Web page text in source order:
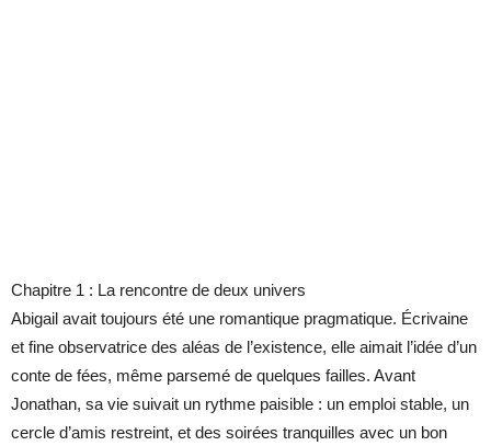
Chapitre 1 : La rencontre de deux univers
Abigail avait toujours été une romantique pragmatique. Écrivaine
et fine observatrice des aléas de l’existence, elle aimait l’idée d’un
conte de fées, même parsemé de quelques failles. Avant
Jonathan, sa vie suivait un rythme paisible : un emploi stable, un
cercle d’amis restreint, et des soirées tranquilles avec un bon